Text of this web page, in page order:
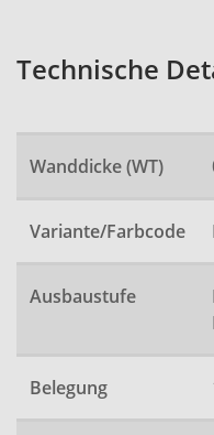
Technische
Wanddicke (WT)
Variante/Farbcode
Ausbaustufe
Belegung